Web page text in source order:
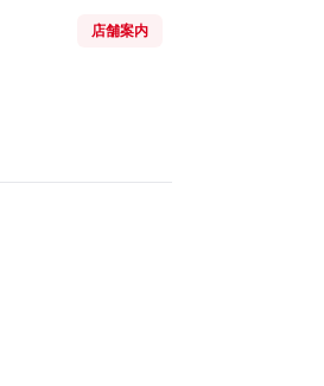
店舗案内